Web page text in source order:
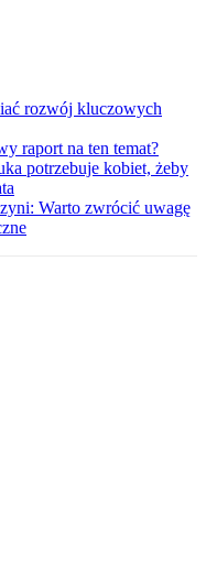
rozwój kluczowych
raport na ten temat?
potrzebuje kobiet, żeby
Warto zwrócić uwagę